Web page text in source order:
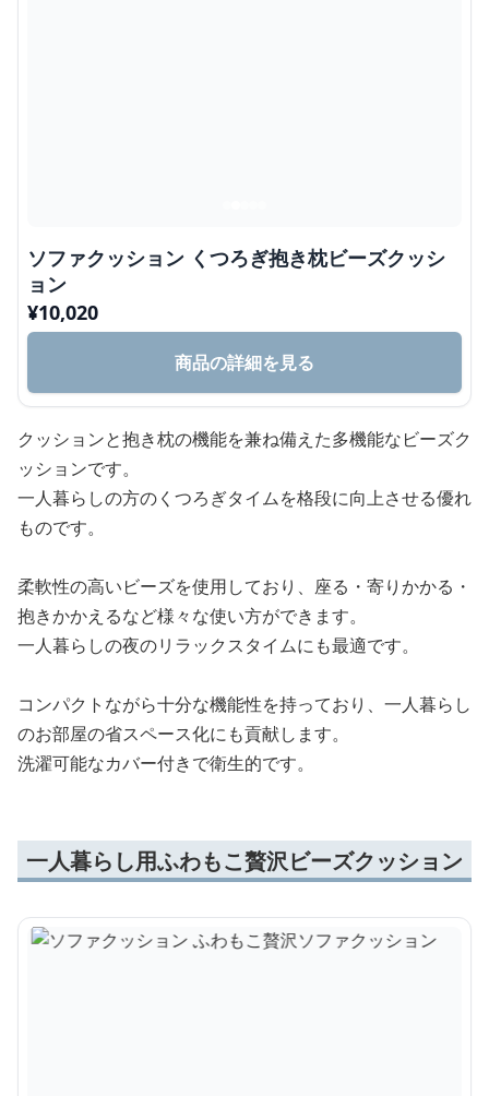
ソファクッション くつろぎ抱き枕ビーズクッシ
ョン
¥10,020
商品の詳細を見る
クッションと抱き枕の機能を兼ね備えた多機能なビーズク
ッションです。
一人暮らしの方のくつろぎタイムを格段に向上させる優れ
ものです。
柔軟性の高いビーズを使用しており、座る・寄りかかる・
抱きかかえるなど様々な使い方ができます。
一人暮らしの夜のリラックスタイムにも最適です。
コンパクトながら十分な機能性を持っており、一人暮らし
のお部屋の省スペース化にも貢献します。
洗濯可能なカバー付きで衛生的です。
一人暮らし用ふわもこ贅沢ビーズクッション